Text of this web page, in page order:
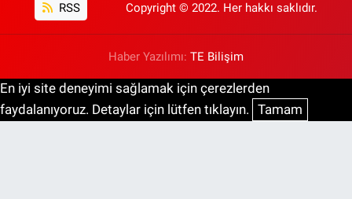
RSS Copyright © 2022. Her hakkı saklıdır.
Haber Yazılımı: TE Bilişim
En iyi site deneyimi sağlamak için çerezlerden
faydalanıyoruz. Detaylar için lütfen tıklayın. Tamam